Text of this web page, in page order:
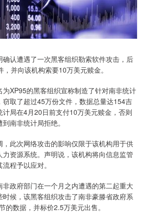
认遭遇了一次黑客组织勒索软件攻击，后
并向该机构索要10万美元赎金。
XP95的黑客组织宣称制造了针对南非统计
窃取了超过45万份文件，数据总量达154吉
局在4月20日前支付10万美元赎金，否则
南非统计局拒绝。
此次网络攻击的影响仅限于该机构用于供
资源系统。声明说，该机构将向信息监管
程予以应对。
政府部门在一个月之内遭遇的第二起重大
候，该黑客组织攻击了南非豪滕省政府系
的数据，并标价2.5万美元出售。